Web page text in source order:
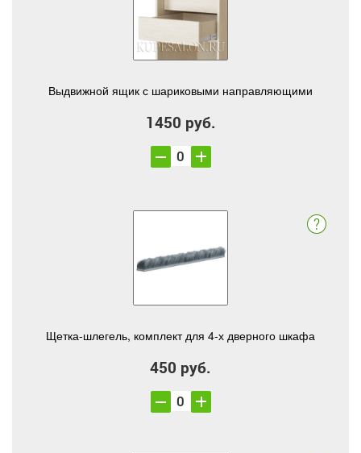
Выдвижной ящик с шариковыми направляющими
1450 руб.
Щетка-шлегель, комплект для 4-х дверного шкафа
450 руб.